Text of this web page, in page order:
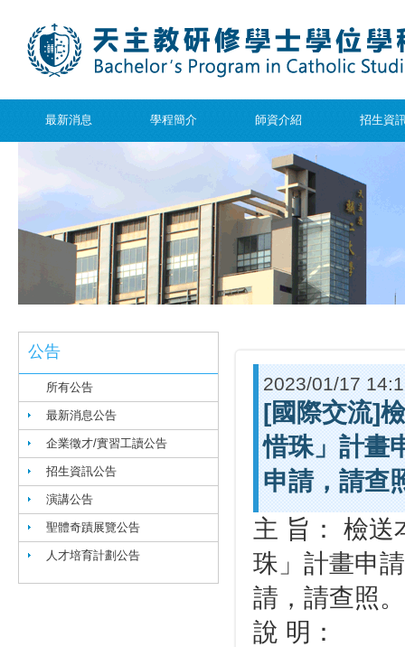
最新消息 學程簡介 師資介紹 招生資
公告
所有公告
最新消息公告
企業徵才/實習工讀公告
招生資訊公告
演講公告
聖體奇蹟展覽公告
人才培育計劃公告
2023/01/17
[國際交流]
惜珠」計畫
申請，請查
主 旨： 檢送
珠」計畫申
請，請查照
說 明：